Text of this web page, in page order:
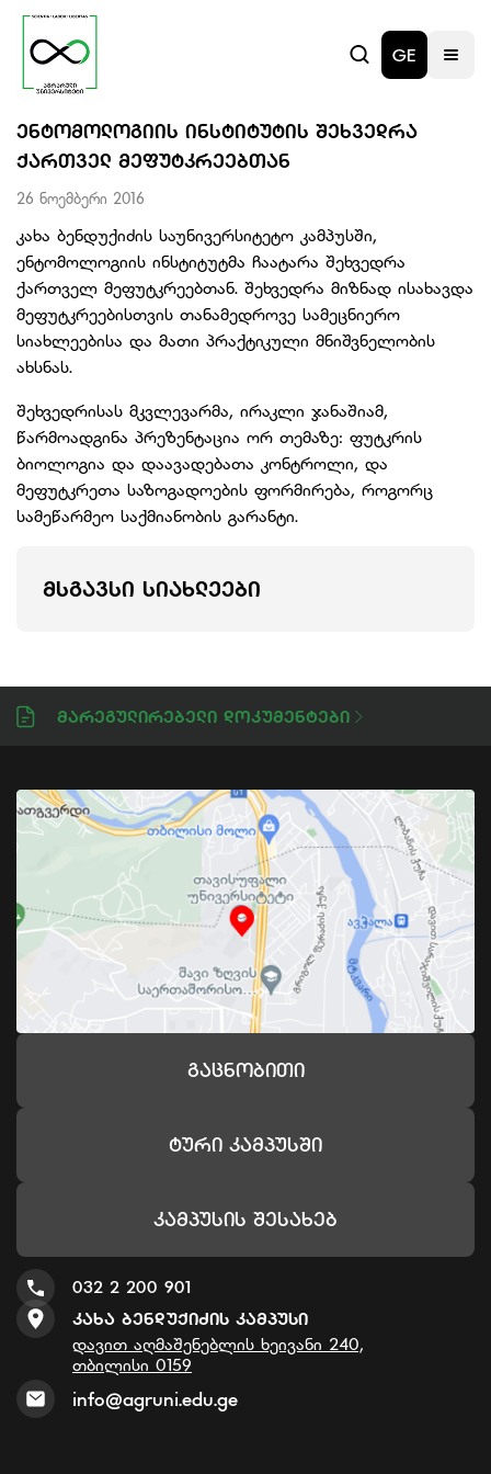
GE
ᲔᲜᲢᲝᲛᲝᲚᲝᲒᲘᲘᲡ ᲘᲜᲡᲢᲘᲢᲣᲢᲘᲡ ᲨᲔᲮᲕᲔᲓᲠᲐ
ᲥᲐᲠᲗᲕᲔᲚ ᲛᲔᲤᲣᲢᲙᲠᲔᲔᲑᲗᲐᲜ
26 ნოემბერი 2016
კახა ბენდუქიძის საუნივერსიტეტო კამპუსში,
ენტომოლოგიის ინსტიტუტმა ჩაატარა შეხვედრა
ქართველ მეფუტკრეებთან. შეხვედრა მიზნად ისახავდა
მეფუტკრეებისთვის თანამედროვე სამეცნიერო
სიახლეებისა და მათი პრაქტიკული მნიშვნელობის
ახსნას.
შეხვედრისას მკვლევარმა, ირაკლი ჯანაშიამ,
წარმოადგინა პრეზენტაცია ორ თემაზე: ფუტკრის
ბიოლოგია და დაავადებათა კონტროლი, და
მეფუტკრეთა საზოგადოების ფორმირება, როგორც
სამეწარმეო საქმიანობის გარანტი.
ᲛᲡᲒᲐᲕᲡᲘ ᲡᲘᲐᲮᲚᲔᲔᲑᲘ
Მარეგულირებელი Დოკუმენტები
Გაცნობითი
Ტური Კამპუსში
Კამპუსის Შესახებ
032 2 200 901
Კახა Ბენდუქიძის Კამპუსი
დავით აღმაშენებლის ხეივანი 240,
თბილისი 0159
info@agruni.edu.ge